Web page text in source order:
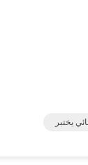
يختبر